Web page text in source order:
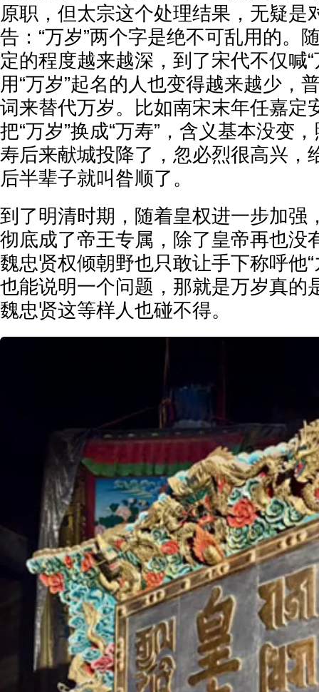
原职，但太宗这个处理结果，无疑是
告：“万岁”两个字是绝不可乱用的。
定的程度越来越深，到了宋代不仅喊
用“万岁”起名的人也变得越来越少，
词来替代万岁。比如南宋末年任嘉定
把“万岁”换成“万寿”，含义基本没变
寿后来献城投降了，忽必烈很高兴，
后半辈子就叫昝顺了。
到了明清时期，随着皇权进一步加强
彻底成了帝王专属，除了皇帝再也没
魏忠贤权倾朝野也只敢让手下称呼他
也能说明一个问题，那就是万岁真的
魏忠贤这等样人也碰不得。